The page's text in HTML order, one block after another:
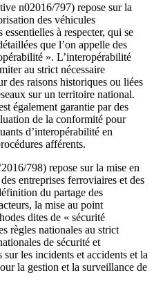
n02016/797) repose sur la
des véhicules
à respecter, qui se
que l’on appelle des
». L’interopérabilité
au strict nécessaire
des raisons historiques ou liées
sur un territoire national.
également garantie par des
de la conformité pour
d’interopérabilité en
afférents.
798) repose sur la mise en
entreprises ferroviaires et des
du partage des
la mise au point
dites de « sécurité
règles nationales au strict
de sécurité et
sur les incidents et accidents et la
la gestion et la surveillance de